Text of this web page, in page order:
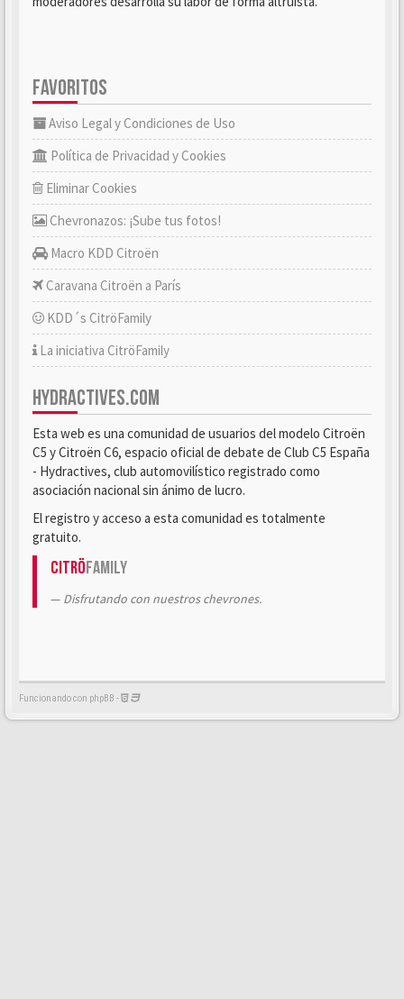
FAVORITOS
Aviso Legal y Condiciones de Uso
Política de Privacidad y Cookies
Eliminar Cookies
Chevronazos: ¡Sube tus fotos!
Macro KDD Citroën
Caravana Citroën a París
KDD´s CitröFamily
La iniciativa CitröFamily
HYDRACTIVES.COM
Esta web es una comunidad de usuarios del modelo Citroën
C5 y Citroën C6, espacio oficial de debate de Club C5 España
- Hydractives, club automovilístico registrado como
asociación nacional sin ánimo de lucro.
El registro y acceso a esta comunidad es totalmente
gratuito.
CitröFamily
Disfrutando con nuestros chevrones.
Funcionando con phpBB -